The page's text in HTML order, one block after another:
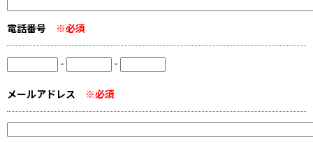
電話番号 ※必須
- -
メールアドレス ※必須